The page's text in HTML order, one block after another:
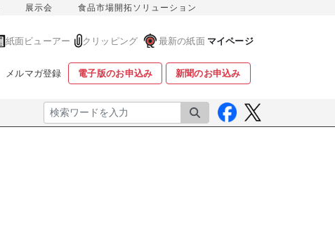
展示会 食品市場開拓ソリューション
紙面ビューアー クリッピング 最新の紙面 マイページ
メルマガ登録 電子版のお申込み 新聞のお申込み
検索